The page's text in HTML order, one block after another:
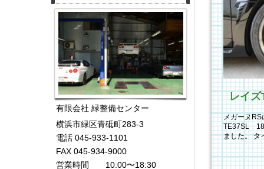
レイズ
メガーヌRS
TE37SL
ました。 タ
した…
有限会社 緑整備センター
横浜市緑区青砥町283-3
電話 045-933-1101
FAX 045-934-9000
営業時間 10:00〜18:30